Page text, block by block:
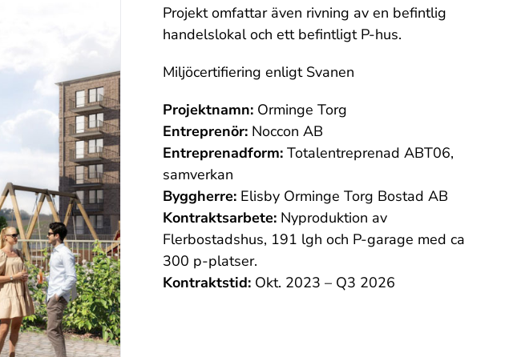
Projekt omfattar även rivning av en befintlig
handelslokal och ett befintligt P-hus.
Miljöcertifiering enligt Svanen
Projektnamn:Orminge Torg
Entreprenör:Noccon AB
Entreprenadform:Totalentreprenad ABT06,
samverkan
Byggherre:Elisby Orminge Torg Bostad AB
Kontraktsarbete:Nyproduktion av
Flerbostadshus, 191 lgh och P-garage med ca
300 p-platser.
Kontraktstid:Okt. 2023 – Q3 2026